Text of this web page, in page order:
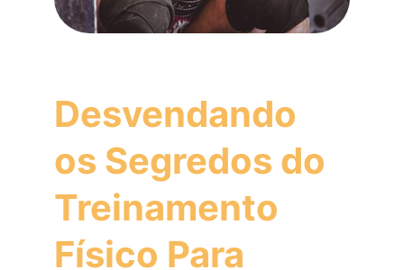
Desvendando
os Segredos do
Treinamento
Físico Para